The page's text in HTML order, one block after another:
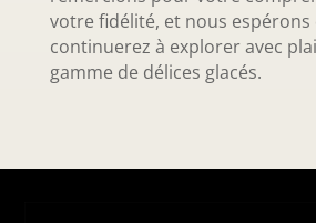
votre fidélité, et nous espérons
continuerez à explorer avec
gamme de délices glacés.